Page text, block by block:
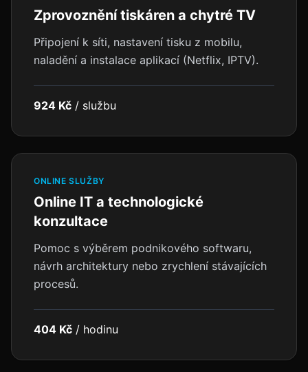
Zprovoznění tiskáren a chytré TV
Připojení k síti, nastavení tisku z mobilu,
naladění a instalace aplikací (Netflix, IPTV).
924 Kč / službu
ONLINE SLUŽBY
Online IT a technologické
konzultace
Pomoc s výběrem podnikového softwaru,
návrh architektury nebo zrychlení stávajících
procesů.
404 Kč / hodinu